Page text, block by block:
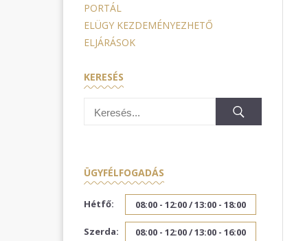
PORTÁL
ELÜGY KEZDEMÉNYEZHETŐ
ELJÁRÁSOK
KERESÉS
ÜGYFÉLFOGADÁS
Hétfő: 08:00 - 12:00 /13:00 - 18:00
Szerda: 08:00 - 12:00 /13:00 - 16:00